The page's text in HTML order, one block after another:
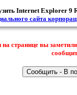
Internet Explorer 9
сайта
на странице вы